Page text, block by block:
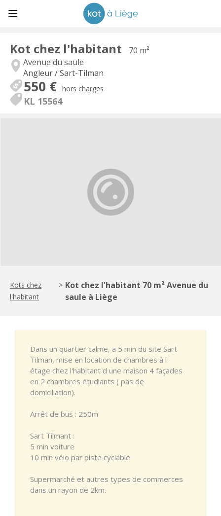
Kot chez l'habitant
70 m²
Avenue du saule
Angleur / Sart-Tilman
550 € hors charges
KL 15564
Kots chez
l'habitant
> Kot chez l'habitant 70 m² Avenue du
saule à Liège
Dans un quartier calme, a 5 min du site Sart
Tilman, mise en location de chambres à l
étage chez l'habitant d une maison 4 façades
en 2 chambres étudiants ( pas de
domiciliation).
Arrêt de bus : 250m
Sart Tilmant :
5 min voiture
10 min vélo par piste cyclable
Supermarché et autres types de commerces
dans un rayon de 2km.